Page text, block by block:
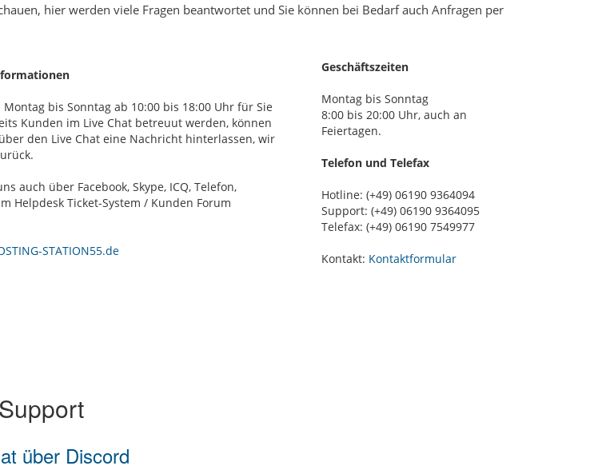
hier werden viele Fragen beantwortet und Sie können bei Bedarf auch Anfragen per
bis Sonntag ab 10:00 bis 18:00 Uhr für Sie
Kunden im Live Chat betreuut werden, können
den Live Chat eine Nachricht hinterlassen, wir
auch über Facebook, Skype, ICQ, Telefon,
Helpdesk Ticket-System / Kunden Forum
STATION55.de
Geschäftszeiten
Montag bis Sonntag
8:00 bis 20:00 Uhr, auch an
Feiertagen.
Telefon und Telefax
Hotline: (+49) 06190 9364094
Support: (+49) 06190 9364095
Telefax: (+49) 06190 7549977
Kontakt: Kontaktformular
über Discord